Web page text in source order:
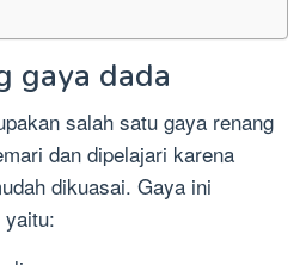
gaya dada
salah satu gaya renang
dan dipelajari karena
dikuasai. Gaya ini